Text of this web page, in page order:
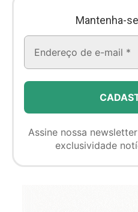
Mantenha-
Assine nossa
exclusividade